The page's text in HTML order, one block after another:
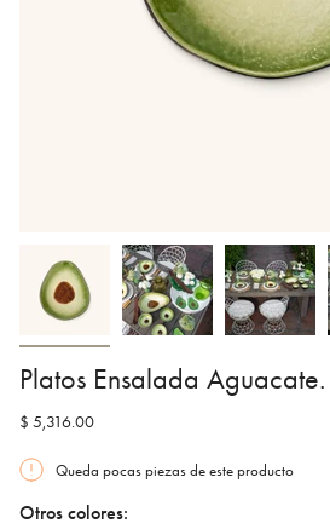
Platos Ensalada
$ 5,316.00
Queda pocas piezas de este producto
Otros colores: